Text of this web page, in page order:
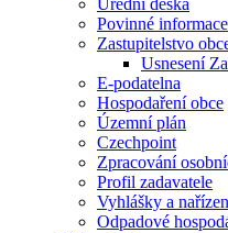
Úřední deska
Povinné informace
Zastupitelstvo
Usnesení
E-podatelna
Hospodaření obce
Územní plán
Czechpoint
Zpracování
Profil zadavatele
Vyhlášky a
Odpadové